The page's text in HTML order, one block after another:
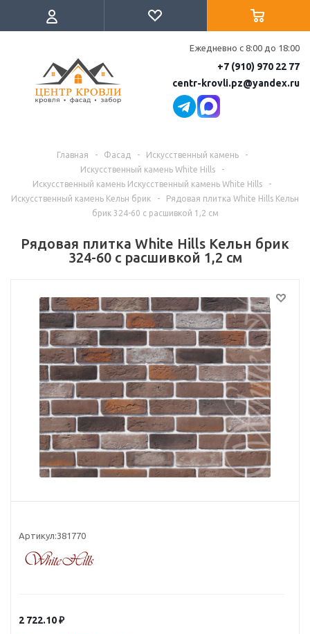
Ежедневно с 8:00 до 18:00
+7 (910) 970 22 77
centr-krovli.pz@yandex.ru
Главная - Фасад - Искусственный камень
-
Искусственный камень White Hills
-
Искусственный камень Искусственный камень White Hills
-
Искусственный камень Кельн брик
-
Рядовая плитка White Hills Кельн
брик 324-60 с расшивкой 1,2 см
Рядовая плитка White Hills Кельн брик
324-60 с расшивкой 1,2 см
Артикул:381770
2 722.10₽